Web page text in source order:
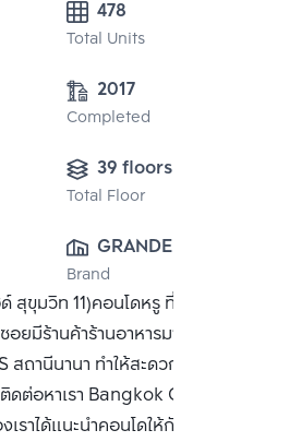
478
Total Units
2017
Completed
39 floors
Total Floor
GRANDE ASSET
HOTELS AND
PROPERTY
PUBLIC CO.,
LTD.
Brand
ขุมวิท 11)คอนโดหรู ที่ตั้งโครงการ
ยมีร้านค้าร้านอาหารมากมายและไม่
ถานีนานา ทำให้สะดวกในการเดิน
ดต่อหาเรา Bangkok CitiSmart ได้
าได้แนะนำคอนโดให้กับท่าน